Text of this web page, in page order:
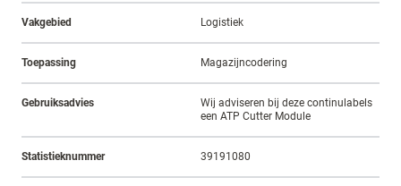
Vakgebied Logistiek
Toepassing Magazijncodering
Gebruiksadvies
Wij adviseren bij deze continulabels
een ATP Cutter Module
Statistieknummer 39191080